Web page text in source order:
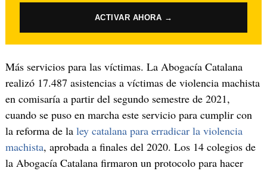
ACTIVAR AHORA →
Más servicios para las víctimas. La Abogacía Catalana
realizó 17.487 asistencias a víctimas de violencia machista
en comisaría a partir del segundo semestre de 2021,
cuando se puso en marcha este servicio para cumplir con
la reforma de la ley catalana para erradicar la violencia
machista, aprobada a finales del 2020. Los 14 colegios de
la Abogacía Catalana firmaron un protocolo para hacer